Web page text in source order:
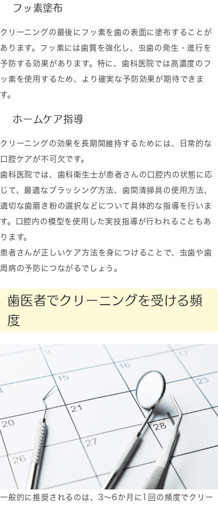
フッ素塗布
クリーニングの最後にフッ素を歯の表面に塗布することが
あります。フッ素には歯質を強化し、虫歯の発生・進行を
予防する効果があります。特に、歯科医院では高濃度のフ
ッ素を使用するため、より確実な予防効果が期待できま
す。
ホームケア指導
クリーニングの効果を長期間維持するためには、日常的な
口腔ケアが不可欠です。
歯科医院では、歯科衛生士が患者さんの口腔内の状態に応
じて、最適なブラッシング方法、歯間清掃具の使用方法、
適切な歯磨き粉の選択などについて具体的な指導を行いま
す。口腔内の模型を使用した実技指導が行われることもあ
ります。
患者さんが正しいケア方法を身につけることで、虫歯や歯
周病の予防につながるでしょう。
歯医者でクリーニングを受ける頻
度
一般的に推奨されるのは、3〜6か月に1回の頻度でクリー